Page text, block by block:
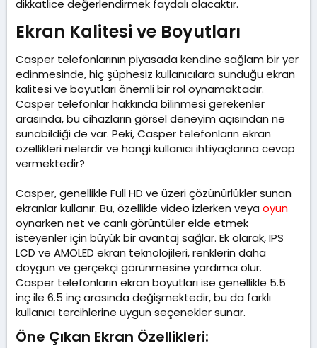
dikkatlice değerlendirmek faydalı olacaktır.
Ekran Kalitesi ve Boyutları​
Casper telefonlarının piyasada kendine sağlam bir yer
edinmesinde, hiç şüphesiz kullanıcılara sunduğu ekran
kalitesi ve boyutları önemli bir rol oynamaktadır.
Casper telefonlar hakkında bilinmesi gerekenler
arasında, bu cihazların görsel deneyim açısından ne
sunabildiği de var. Peki, Casper telefonların ekran
özellikleri nelerdir ve hangi kullanıcı ihtiyaçlarına cevap
vermektedir?
Casper, genellikle Full HD ve üzeri çözünürlükler sunan
ekranlar kullanır. Bu, özellikle video izlerken veya oyun
oynarken net ve canlı görüntüler elde etmek
isteyenler için büyük bir avantaj sağlar. Ek olarak, IPS
LCD ve AMOLED ekran teknolojileri, renklerin daha
doygun ve gerçekçi görünmesine yardımcı olur.
Casper telefonların ekran boyutları ise genellikle 5.5
inç ile 6.5 inç arasında değişmektedir, bu da farklı
kullanıcı tercihlerine uygun seçenekler sunar.
Öne Çıkan Ekran Özellikleri:​